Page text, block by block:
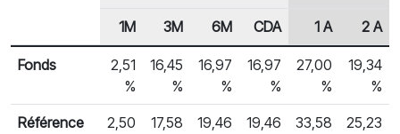
Rendements des fonds
En-tête de ligne
1M 3M 6M CDA 1 A 2 A
Fonds
2,51
%
16,45
%
16,97
%
16,97
%
27,00
%
19,34
%
Référence
2,50
17,58
19,46
19,46
33,58
25,23